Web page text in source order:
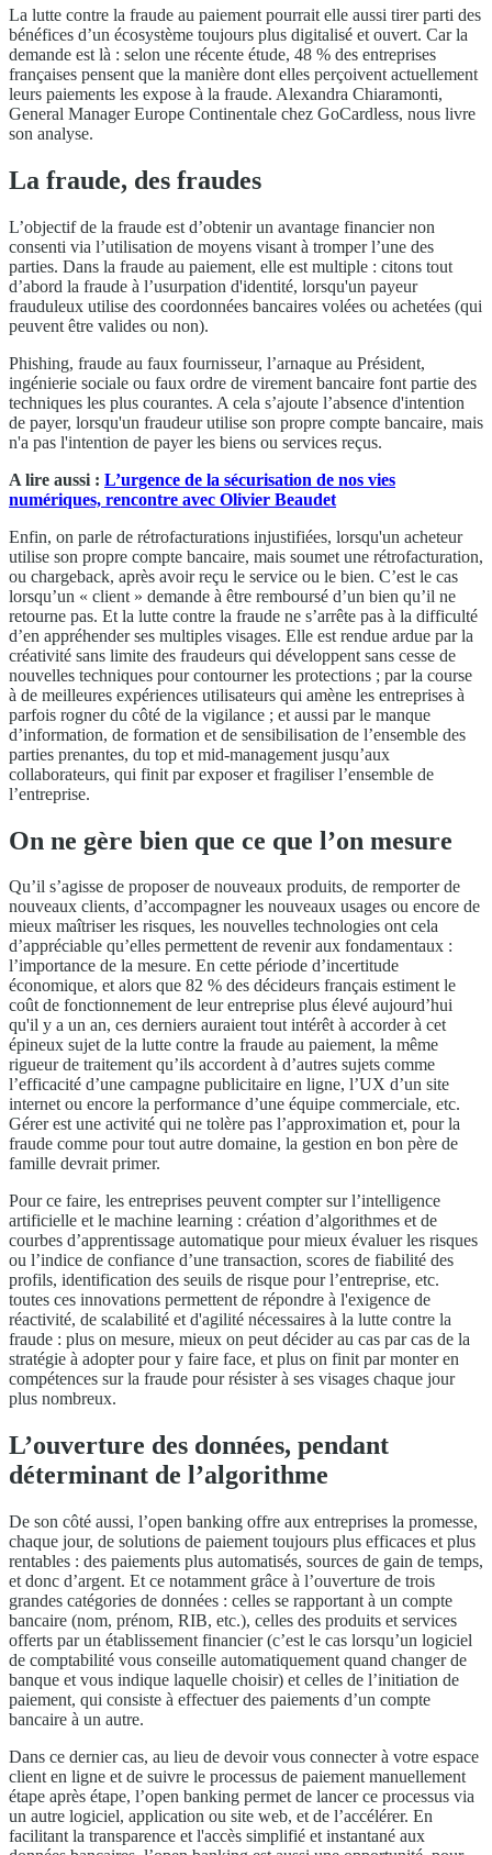
La lutte contre la fraude au paiement pourrait elle aussi tirer parti des
bénéfices d’un écosystème toujours plus digitalisé et ouvert. Car la
demande est là : selon une récente étude, 48 % des entreprises
françaises pensent que la manière dont elles perçoivent actuellement
leurs paiements les expose à la fraude. Alexandra Chiaramonti,
General Manager Europe Continentale chez GoCardless, nous livre
son analyse.
La fraude, des fraudes
L’objectif de la fraude est d’obtenir un avantage financier non
consenti via l’utilisation de moyens visant à tromper l’une des
parties. Dans la fraude au paiement, elle est multiple : citons tout
d’abord la fraude à l’usurpation d'identité, lorsqu'un payeur
frauduleux utilise des coordonnées bancaires volées ou achetées (qui
peuvent être valides ou non).
Phishing, fraude au faux fournisseur, l’arnaque au Président,
ingénierie sociale ou faux ordre de virement bancaire font partie des
techniques les plus courantes. A cela s’ajoute l’absence d'intention
de payer, lorsqu'un fraudeur utilise son propre compte bancaire, mais
n'a pas l'intention de payer les biens ou services reçus.
A lire aussi : L’urgence de la sécurisation de nos vies
numériques, rencontre avec Olivier Beaudet
Enfin, on parle de rétrofacturations injustifiées, lorsqu'un acheteur
utilise son propre compte bancaire, mais soumet une rétrofacturation,
ou chargeback, après avoir reçu le service ou le bien. C’est le cas
lorsqu’un « client » demande à être remboursé d’un bien qu’il ne
retourne pas. Et la lutte contre la fraude ne s’arrête pas à la difficulté
d’en appréhender ses multiples visages. Elle est rendue ardue par la
créativité sans limite des fraudeurs qui développent sans cesse de
nouvelles techniques pour contourner les protections ; par la course
à de meilleures expériences utilisateurs qui amène les entreprises à
parfois rogner du côté de la vigilance ; et aussi par le manque
d’information, de formation et de sensibilisation de l’ensemble des
parties prenantes, du top et mid-management jusqu’aux
collaborateurs, qui finit par exposer et fragiliser l’ensemble de
l’entreprise.
On ne gère bien que ce que l’on mesure
Qu’il s’agisse de proposer de nouveaux produits, de remporter de
nouveaux clients, d’accompagner les nouveaux usages ou encore de
mieux maîtriser les risques, les nouvelles technologies ont cela
d’appréciable qu’elles permettent de revenir aux fondamentaux :
l’importance de la mesure. En cette période d’incertitude
économique, et alors que 82 % des décideurs français estiment le
coût de fonctionnement de leur entreprise plus élevé aujourd’hui
qu'il y a un an, ces derniers auraient tout intérêt à accorder à cet
épineux sujet de la lutte contre la fraude au paiement, la même
rigueur de traitement qu’ils accordent à d’autres sujets comme
l’efficacité d’une campagne publicitaire en ligne, l’UX d’un site
internet ou encore la performance d’une équipe commerciale, etc.
Gérer est une activité qui ne tolère pas l’approximation et, pour la
fraude comme pour tout autre domaine, la gestion en bon père de
famille devrait primer.
Pour ce faire, les entreprises peuvent compter sur l’intelligence
artificielle et le machine learning : création d’algorithmes et de
courbes d’apprentissage automatique pour mieux évaluer les risques
ou l’indice de confiance d’une transaction, scores de fiabilité des
profils, identification des seuils de risque pour l’entreprise, etc.
toutes ces innovations permettent de répondre à l'exigence de
réactivité, de scalabilité et d'agilité nécessaires à la lutte contre la
fraude : plus on mesure, mieux on peut décider au cas par cas de la
stratégie à adopter pour y faire face, et plus on finit par monter en
compétences sur la fraude pour résister à ses visages chaque jour
plus nombreux.
L’ouverture des données, pendant
déterminant de l’algorithme
De son côté aussi, l’open banking offre aux entreprises la promesse,
chaque jour, de solutions de paiement toujours plus efficaces et plus
rentables : des paiements plus automatisés, sources de gain de temps,
et donc d’argent. Et ce notamment grâce à l’ouverture de trois
grandes catégories de données : celles se rapportant à un compte
bancaire (nom, prénom, RIB, etc.), celles des produits et services
offerts par un établissement financier (c’est le cas lorsqu’un logiciel
de comptabilité vous conseille automatiquement quand changer de
banque et vous indique laquelle choisir) et celles de l’initiation de
paiement, qui consiste à effectuer des paiements d’un compte
bancaire à un autre.
Dans ce dernier cas, au lieu de devoir vous connecter à votre espace
client en ligne et de suivre le processus de paiement manuellement
étape après étape, l’open banking permet de lancer ce processus via
un autre logiciel, application ou site web, et de l’accélérer. En
facilitant la transparence et l'accès simplifié et instantané aux